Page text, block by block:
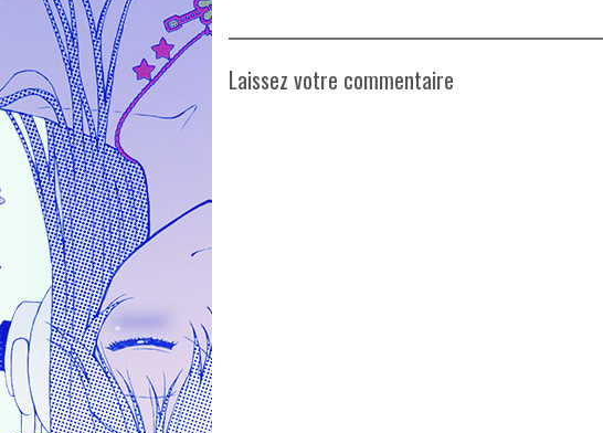
Laissez votre commentaire